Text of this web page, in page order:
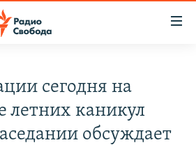
сегодня на
летних каникул
обсуждает